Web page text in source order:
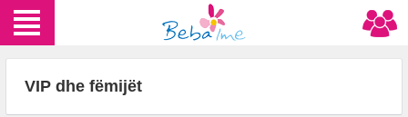
VIP dhe fëmijët